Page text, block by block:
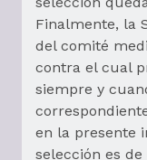
Finalmente, la
del comité
contra el cual
siempre y
en la presente
selección es